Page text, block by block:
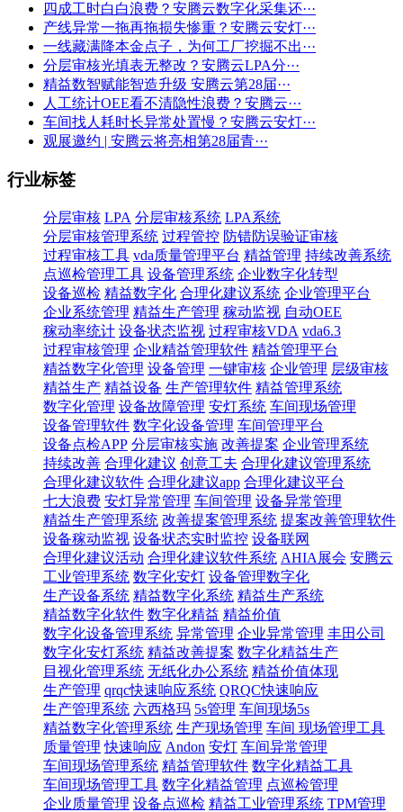
四成工时白白浪费？安腾云数字化采集还···
产线异常一拖再拖损失惨重？安腾云安灯···
一线藏满降本金点子，为何工厂挖掘不出···
分层审核光填表无整改？安腾云LPA分···
精益数智赋能智造升级 安腾云第28届···
人工统计OEE看不清隐性浪费？安腾云···
车间找人耗时长异常处置慢？安腾云安灯···
观展邀约 | 安腾云将亮相第28届青···
行业标签
分层审核 LPA 分层审核系统 LPA系统
分层审核管理系统 过程管控 防错防误验证审核
过程审核工具 vda质量管理平台 精益管理 持续改善系统
点巡检管理工具 设备管理系统 企业数字化转型
设备巡检 精益数字化 合理化建议系统 企业管理平台
企业系统管理 精益生产管理 稼动监视 自动OEE
稼动率统计 设备状态监视 过程审核VDA vda6.3
过程审核管理 企业精益管理软件 精益管理平台
精益数字化管理 设备管理 一键审核 企业管理 层级审核
精益生产 精益设备 生产管理软件 精益管理系统
数字化管理 设备故障管理 安灯系统 车间现场管理
设备管理软件 数字化设备管理 车间管理平台
设备点检APP 分层审核实施 改善提案 企业管理系统
持续改善 合理化建议 创意工夫 合理化建议管理系统
合理化建议软件 合理化建议app 合理化建议平台
七大浪费 安灯异常管理 车间管理 设备异常管理
精益生产管理系统 改善提案管理系统 提案改善管理软件
设备稼动监视 设备状态实时监控 设备联网
合理化建议活动 合理化建议软件系统 AHIA展会 安腾云
工业管理系统 数字化安灯 设备管理数字化
生产设备系统 精益数字化系统 精益生产系统
精益数字化软件 数字化精益 精益价值
数字化设备管理系统 异常管理 企业异常管理 丰田公司
数字化安灯系统 精益改善提案 数字化精益生产
目视化管理系统 无纸化办公系统 精益价值体现
生产管理 qrqc快速响应系统 QRQC快速响应
生产管理系统 六西格玛 5s管理 车间现场5s
精益数字化管理系统 生产现场管理 车间 现场管理工具
质量管理 快速响应 Andon 安灯 车间异常管理
车间现场管理系统 精益管理软件 数字化精益工具
车间现场管理工具 数字化精益管理 点巡检管理
企业质量管理 设备点巡检 精益工业管理系统 TPM管理